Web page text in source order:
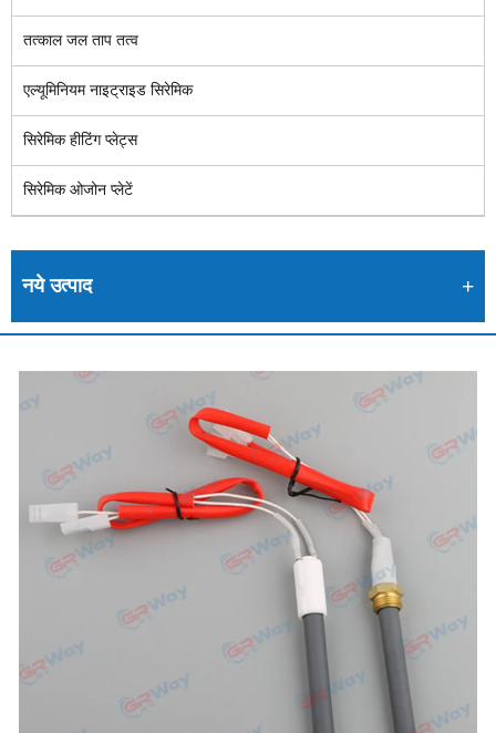
तत्काल जल ताप तत्व
एल्यूमिनियम नाइट्राइड सिरेमिक
सिरेमिक हीटिंग प्लेट्स
सिरेमिक ओजोन प्लेटें
नये उत्पाद